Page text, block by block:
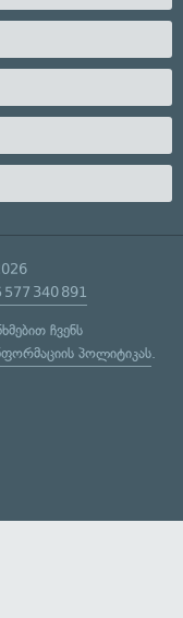
340 891
ჩვენს
პოლიტიკას.